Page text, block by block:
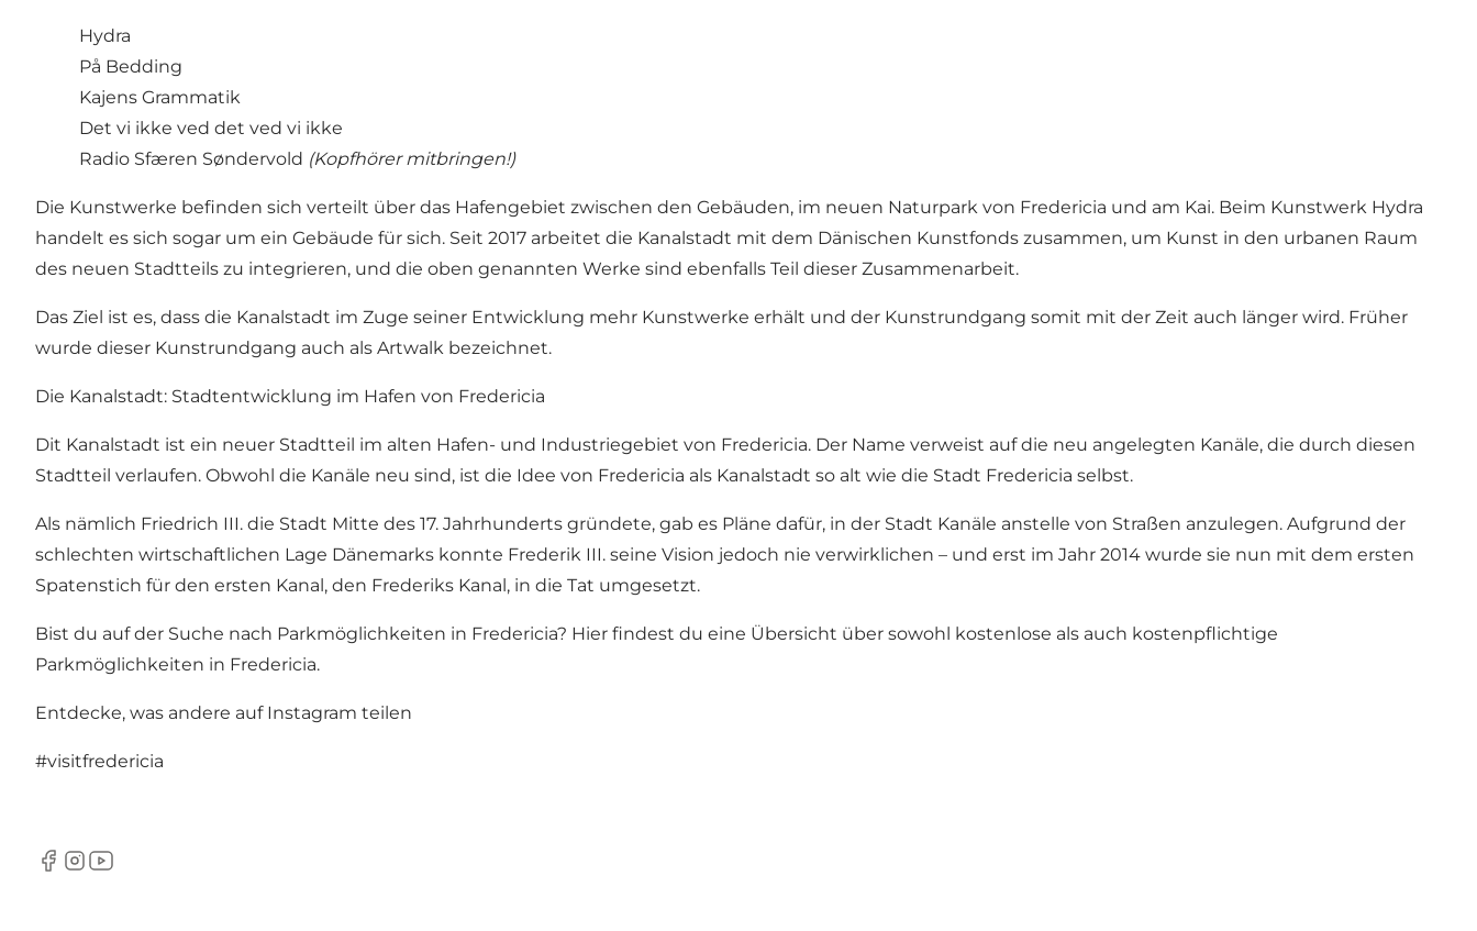
Hydra
På Bedding
Kajens Grammatik
Det vi ikke ved det ved vi ikke
Radio Sfæren Søndervold (Kopfhörer mitbringen!)
Die Kunstwerke befinden sich verteilt über das Hafengebiet zwischen den Gebäuden, im neuen Naturpark von Fredericia und am Kai. Beim Kunstwerk Hydra
handelt es sich sogar um ein Gebäude für sich. Seit 2017 arbeitet die Kanalstadt mit dem Dänischen Kunstfonds zusammen, um Kunst in den urbanen Raum
des neuen Stadtteils zu integrieren, und die oben genannten Werke sind ebenfalls Teil dieser Zusammenarbeit.
Das Ziel ist es, dass die Kanalstadt im Zuge seiner Entwicklung mehr Kunstwerke erhält und der Kunstrundgang somit mit der Zeit auch länger wird. Früher
wurde dieser Kunstrundgang auch als Artwalk bezeichnet.
Die Kanalstadt: Stadtentwicklung im Hafen von Fredericia
Dit Kanalstadt ist ein neuer Stadtteil im alten Hafen- und Industriegebiet von Fredericia. Der Name verweist auf die neu angelegten Kanäle, die durch diesen
Stadtteil verlaufen. Obwohl die Kanäle neu sind, ist die Idee von Fredericia als Kanalstadt so alt wie die Stadt Fredericia selbst.
Als nämlich Friedrich III. die Stadt Mitte des 17. Jahrhunderts gründete, gab es Pläne dafür, in der Stadt Kanäle anstelle von Straßen anzulegen. Aufgrund der
schlechten wirtschaftlichen Lage Dänemarks konnte Frederik III. seine Vision jedoch nie verwirklichen – und erst im Jahr 2014 wurde sie nun mit dem ersten
Spatenstich für den ersten Kanal, den Frederiks Kanal, in die Tat umgesetzt.
Bist du auf der Suche nach Parkmöglichkeiten in Fredericia? Hier findest du eine Übersicht über sowohl kostenlose als auch kostenpflichtige
Parkmöglichkeiten in Fredericia.
Entdecke, was andere auf Instagram teilen
#visitfredericia
Facebook
Instagram
Youtube